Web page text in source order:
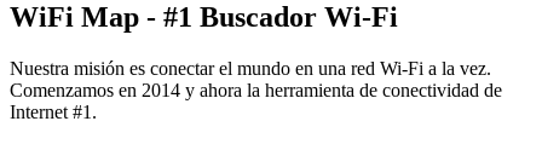
WiFi Map - #1 Buscador Wi-Fi
Nuestra misión es conectar el mundo en una red Wi-Fi a la vez.
Comenzamos en 2014 y ahora la herramienta de conectividad de
Internet #1.